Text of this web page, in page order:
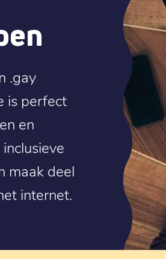
.gay
is perfect
en
maak deel
internet.